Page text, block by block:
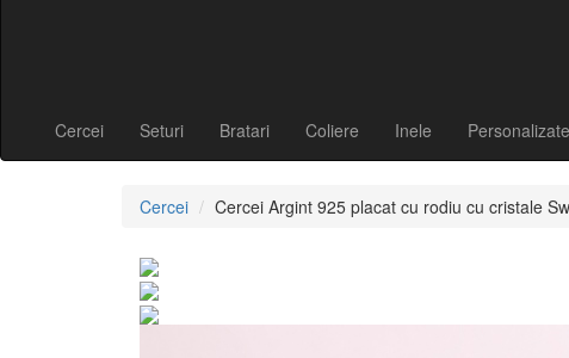
Cercei Seturi Bratari Coliere Inele Personalizate
Cercei Cercei Argint 925 placat cu rodiu cu cristale